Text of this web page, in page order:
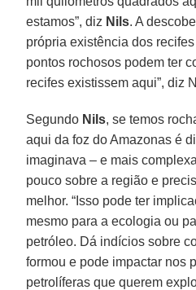
estamos”, diz Nils. A
própria existência dos
pontos rochosos podem ter
recifes existissem aqui”, diz
Segundo Nils, se temos
aqui da foz do Amazonas é
imaginava – e mais
pouco sobre a região e
melhor. “Isso pode ter
mesmo para a ecologia ou
petróleo. Dá indícios sobre
formou e pode impactar nos
petrolíferas que querem